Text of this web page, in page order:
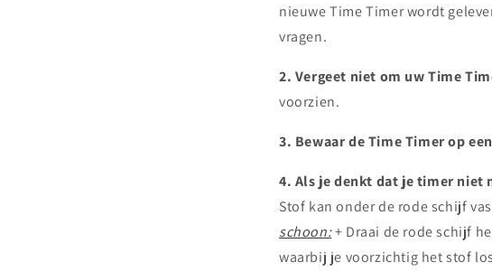
nieuwe Time Timer wordt
vragen.
2. Vergeet niet om uw Time
voorzien.
3. Bewaar de Time Timer op
4. Als je denkt dat je timer niet
Stof kan onder de rode schijf
schoon:+ Draai de rode schijf
waarbij je voorzichtig het stof